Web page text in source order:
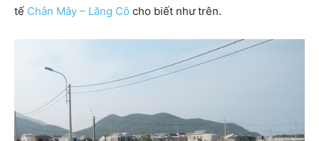
tế Chân Mây – Lăng Cô cho biết như trên.